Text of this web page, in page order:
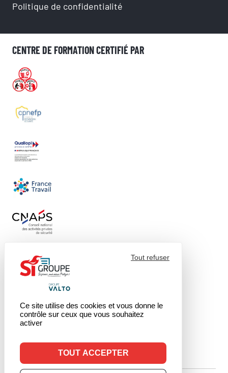
Politique de confidentialité
CENTRE DE FORMATION CERTIFIÉ PAR
Ce site utilise des cookies et vous donne le
contrôle sur ceux que vous souhaitez
activer
TOUT ACCEPTER
Tout refuser